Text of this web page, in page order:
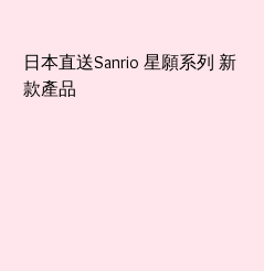
日本直送Sanrio 星願系列 新
款產品